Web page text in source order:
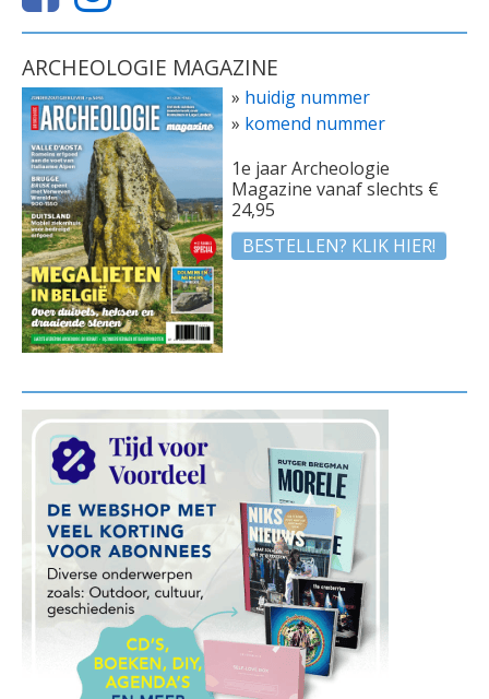
ARCHEOLOGIE MAGAZINE
» huidig nummer
» komend nummer
1e jaar Archeologie
Magazine vanaf slechts €
24,95
BESTELLEN? KLIK HIER!